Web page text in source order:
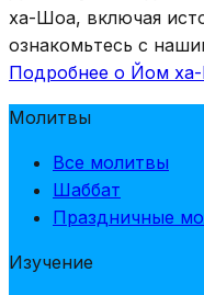
полные порядки
ха-Шоа, включая
ознакомьтесь с
Подробнее о Йом
Молитвы
Все молитвы
Шаббат
Праздничные
Изучение